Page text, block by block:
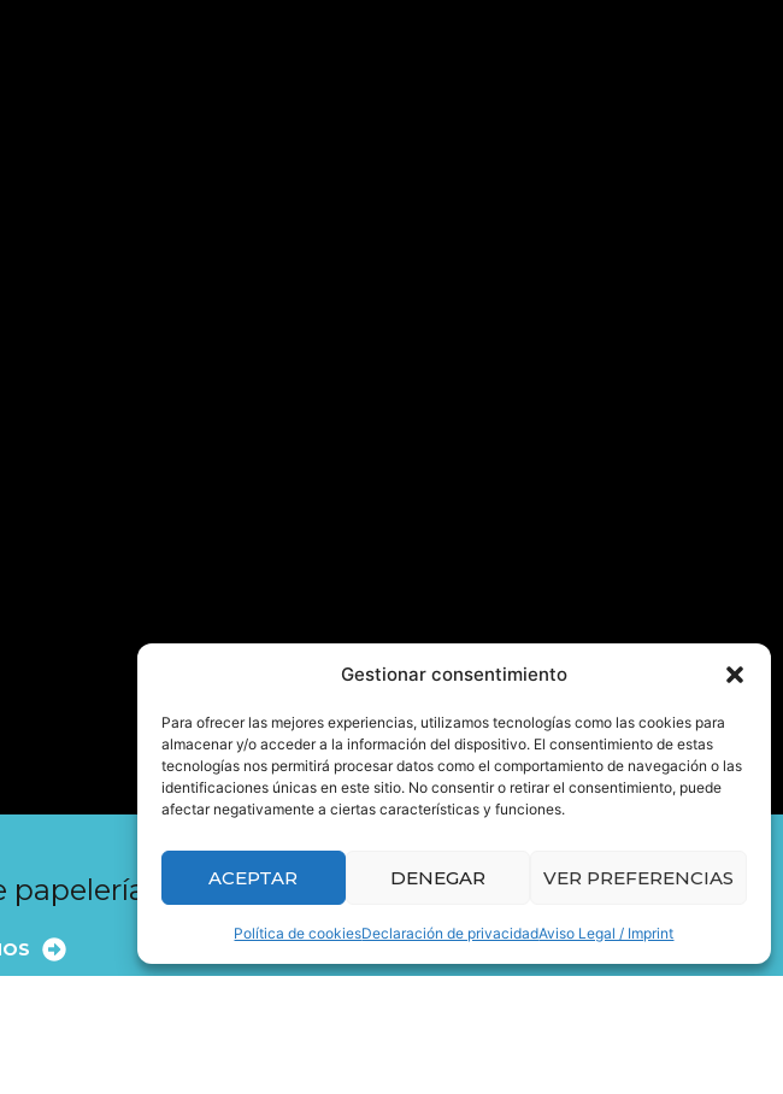
Gestionar consentimiento
Para ofrecer las mejores experiencias, utilizamos tecnologías como las cookies para
almacenar y/o acceder a la información del dispositivo. El consentimiento de estas
tecnologías nos permitirá procesar datos como el comportamiento de navegación o las
identificaciones únicas en este sitio. No consentir o retirar el consentimiento, puede
afectar negativamente a ciertas características y funciones.
ACEPTAR DENEGAR VER PREFERENCIAS
Política de cookiesDeclaración de privacidadAviso Legal / Imprint
que necesites